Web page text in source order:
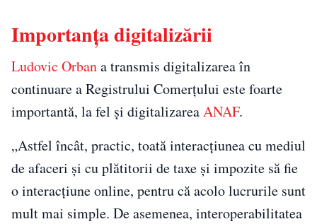
Importanța digitalizării
Ludovic Orbana transmis digitalizarea în
continuare a Registrului Comerţului este foarte
importantă, la fel şi digitalizareaANAF.
„Astfel încât, practic, toată interacţiunea cu mediul
de afaceri şi cu plătitorii de taxe şi impozite să fie
o interacţiune online, pentru că acolo lucrurile sunt
mult mai simple. De asemenea, interoperabilitatea